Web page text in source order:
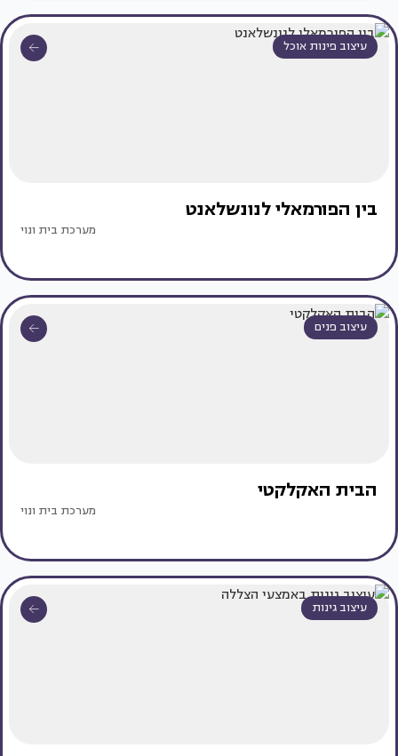
עיצוב פינות אוכל
בין הפורמאלי לנונשלאנט
מערכת בית ונוי
עיצוב פנים
הבית האקלקטי
מערכת בית ונוי
עיצוב גינות